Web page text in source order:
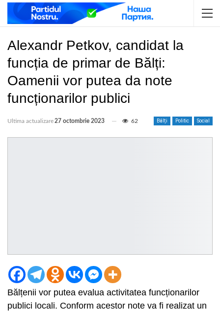
Alexandr Petkov, candidat la
funcția de primar de Bălți:
Oamenii vor putea da note
funcționarilor publici
Bălți Politic Social
Ultima actualizare27 octombrie 2023 62
Bălțenii vor putea evalua activitatea funcționarilor
publici locali. Conform acestor note va fi realizat un